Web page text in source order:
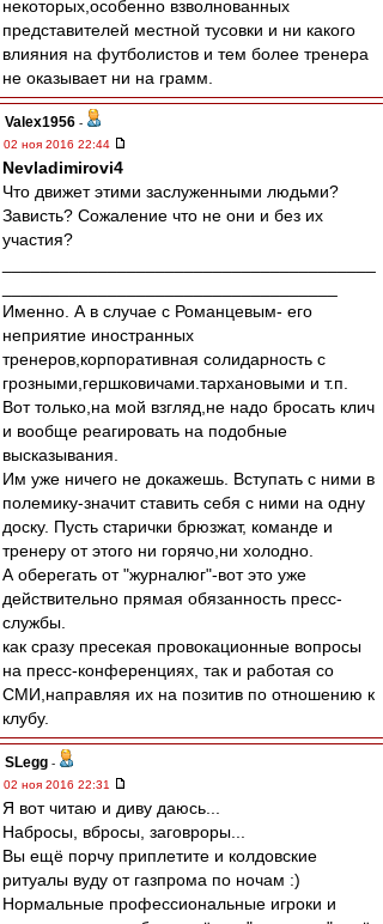
некоторых,особенно взволнованных
представителей местной тусовки и ни какого
влияния на футболистов и тем более тренера
не оказывает ни на грамм.
Valex1956 -
02 ноя 2016 22:44
Nevladimirovi4
Что движет этими заслуженными людьми?
Зависть? Сожаление что не они и без их
участия?
Именно. А в случае с Романцевым- его
неприятие иностранных
тренеров,корпоративная солидарность с
грозными,гершковичами.тархановыми и т.п.
Вот только,на мой взгляд,не надо бросать клич
и вообще реагировать на подобные
высказывания.
Им уже ничего не докажешь. Вступать с ними в
полемику-значит ставить себя с ними на одну
доску. Пусть старички брюзжат, команде и
тренеру от этого ни горячо,ни холодно.
А оберегать от "журналюг"-вот это уже
действительно прямая обязанность пресс-
службы.
как сразу пресекая провокационные вопросы
на пресс-конференциях, так и работая со
СМИ,направляя их на позитив по отношению к
клубу.
SLegg -
02 ноя 2016 22:31
Я вот читаю и диву даюсь...
Набросы, вбросы, заговроры...
Вы ещё порчу приплетите и колдовские
ритуалы вуду от газпрома по ночам :)
Нормальные профессиональные игроки и